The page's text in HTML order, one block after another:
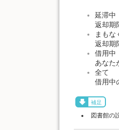
延滞中
返却期
まもな
返却期
借用中
あなた
全て
借用中
補足
図書館の